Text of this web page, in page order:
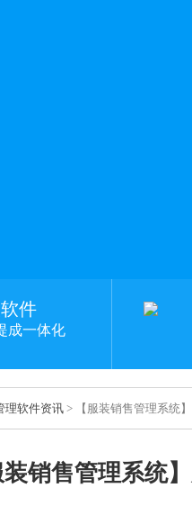
件
成一体化
理软件资讯 > 【服装销售管理系统
装销售管理系统